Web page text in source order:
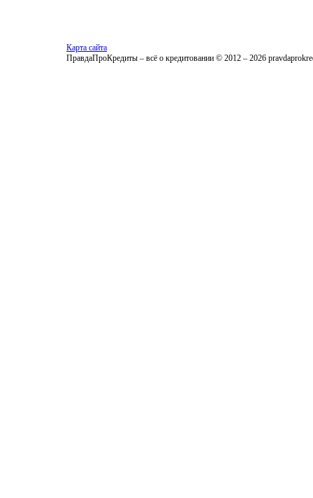
Карта сайта
ПравдаПроКредиты – всё о кредитовании © 2012 – 2026